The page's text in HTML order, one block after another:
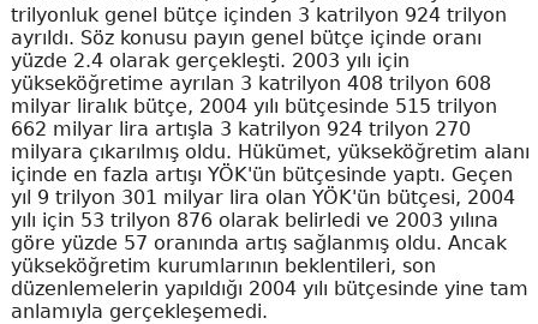
trilyonluk genel bütçe içinden 3 katrilyon 924 trilyon
ayrıldı. Söz konusu payın genel bütçe içinde oranı
yüzde 2.4 olarak gerçekleşti. 2003 yılı için
yükseköğretime ayrılan 3 katrilyon 408 trilyon 608
milyar liralık bütçe, 2004 yılı bütçesinde 515 trilyon
662 milyar lira artışla 3 katrilyon 924 trilyon 270
milyara çıkarılmış oldu. Hükümet, yükseköğretim alanı
içinde en fazla artışı YÖK'ün bütçesinde yaptı. Geçen
yıl 9 trilyon 301 milyar lira olan YÖK'ün bütçesi, 2004
yılı için 53 trilyon 876 olarak belirledi ve 2003 yılına
göre yüzde 57 oranında artış sağlanmış oldu. Ancak
yükseköğretim kurumlarının beklentileri, son
düzenlemelerin yapıldığı 2004 yılı bütçesinde yine tam
anlamıyla gerçekleşemedi.